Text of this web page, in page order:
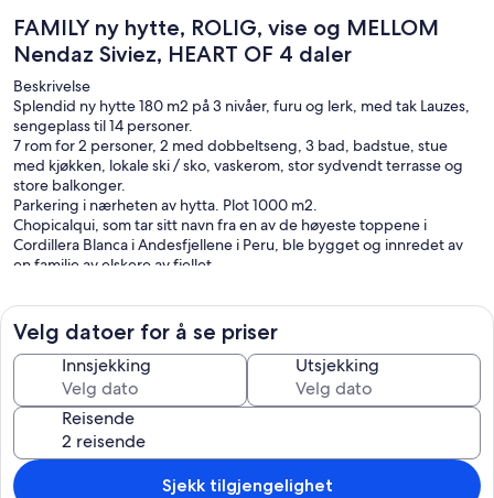
FAMILY ny hytte, ROLIG, vise og MELLOM
Nendaz Siviez, HEART OF 4 daler
Beskrivelse
Splendid ny hytte 180 m2 på 3 nivåer, furu og lerk, med tak Lauzes,
sengeplass til 14 personer.
7 rom for 2 personer, 2 med dobbeltseng, 3 bad, badstue, stue
med kjøkken, lokale ski / sko, vaskerom, stor sydvendt terrasse og
store balkonger.
Parkering i nærheten av hytta. Plot 1000 m2.
Chopicalqui, som tar sitt navn fra en av de høyeste toppene i
Cordillera Blanca i Andesfjellene i Peru, ble bygget og innredet av
en familie av elskere av fjellet.
Utstyr
Interiør: vaskerom med vaskemaskin, tørketrommel, badstue,
kjøkken med keramisk platetopp, stekeovn, oppvaskmaskin og
mikrobølgeovn, stue med flatskjerm-TV, wifi og vedovn.
Utenfor: privat parkering, grill, hagemøbler, fluktstoler.
Situasjon
Chopicalqui er ca. 2. 5 km fra Nendaz sentrum, nær landsbyen
Saclentse og halvveis mellom Nendaz og Siviez stasjon, i hjertet av 4
daler skiområdet.
Velg datoer for å se priser
Innsjekking Utsjekking
Reisende
Sjekk tilgjengelighet